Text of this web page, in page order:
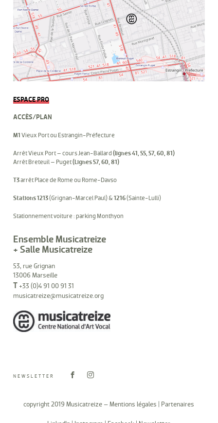
ESPACE PRO
ACCÈS/PLAN
M1 Vieux Port ou Estrangin-Préfecture
Arrêt Vieux Port – cours Jean-Ballard (lignes 41, 55, 57, 60, 81)
Arrêt Breteuil – Puget(Lignes 57, 60, 81)
T3arrêt Place de Rome ou Rome-Davso
Stations 1213(Grignan-Marcel Paul) & 1216(Sainte-Lulli)
Stationnement voiture : parking Monthyon
Ensemble Musicatreize
+ Salle Musicatreize
53, rue Grignan
13006 Marseille
T+33 (0)4 91 00 91 31
musicatreize@musicatreize.org
NEWSLETTER
copyright 2019 Musicatreize –Mentions légales Partenaires